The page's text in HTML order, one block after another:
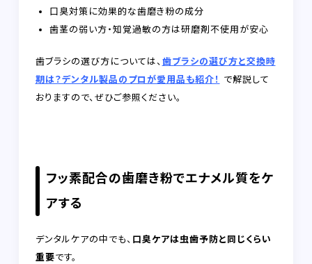
口臭対策に効果的な歯磨き粉の成分
歯茎の弱い方・知覚過敏の方は研磨剤不使用が安心
歯ブラシの選び方については、歯ブラシの選び方と交換時
期は？デンタル製品のプロが愛用品も紹介！
で解説して
おりますので、ぜひご参照ください。
フッ素配合の歯磨き粉でエナメル質をケ
アする
デンタルケアの中でも、 口臭ケアは虫歯予防と同じくらい
重要です。